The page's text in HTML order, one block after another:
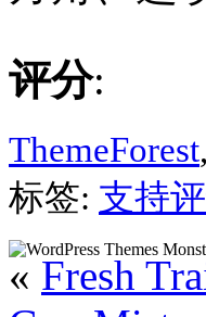
评分:
ThemeForest,
标签: 支持
« Fresh